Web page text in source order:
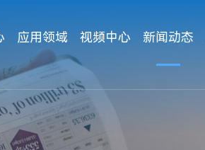
应用领域 视频中心 新闻动态